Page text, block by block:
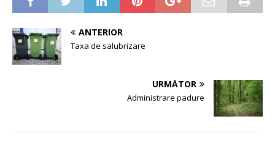
ANTERIOR
Taxa de salubrizare
URMĂTOR
Administrare padure